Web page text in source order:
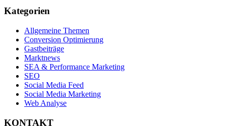
Kategorien
Allgemeine Themen
Conversion Optimierung
Gastbeiträge
Marktnews
SEA & Performance Marketing
SEO
Social Media Feed
Social Media Marketing
Web Analyse
KONTAKT